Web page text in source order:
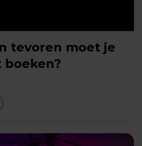
tevoren moet je
boeken?